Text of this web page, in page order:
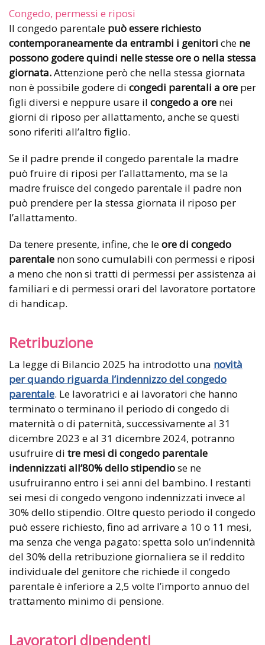
Congedo, permessi e riposi
Il congedo parentale può essere richiesto
contemporaneamente da entrambi i genitori che ne
possono godere quindi nelle stesse ore o nella stessa
giornata.Attenzione però che nella stessa giornata
non è possibile godere di congedi parentali a ore per
figli diversi e neppure usare il congedo a ore nei
giorni di riposo per allattamento, anche se questi
sono riferiti all’altro figlio.
Se il padre prende il congedo parentale la madre
può fruire di riposi per l’allattamento, ma se la
madre fruisce del congedo parentale il padre non
può prendere per la stessa giornata il riposo per
l’allattamento.
Da tenere presente, infine, che leore di congedo
parentale non sono cumulabili con permessi e riposi
a meno che non si tratti di permessi per assistenza ai
familiari e di permessi orari del lavoratore portatore
di handicap.
Retribuzione
La legge di Bilancio 2025 ha introdotto una novità
per quando riguarda l’indennizzo del congedo
parentale. Le lavoratrici e ai lavoratori che hanno
terminato o terminano il periodo di congedo di
maternità o di paternità, successivamente al 31
dicembre 2023 e al 31 dicembre 2024, potranno
usufruire di tre mesi di congedo parentale
indennizzati all’80% dello stipendiose ne
usufruiranno entro i sei anni del bambino. I restanti
sei mesi di congedo vengono indennizzati invece al
30% dello stipendio. Oltre questo periodo il congedo
può essere richiesto, fino ad arrivare a 10 o 11 mesi,
ma senza che venga pagato: spetta solo un’indennità
del 30% della retribuzione giornaliera se il reddito
individuale del genitore che richiede il congedo
parentale è inferiore a 2,5 volte l’importo annuo del
trattamento minimo di pensione.
Lavoratori dipendenti